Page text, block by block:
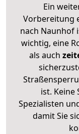
Ein
Vorbereitung
nach Naunhof
wichtig, eine
als auch
ist. Keine
Spezialisten
damit Sie